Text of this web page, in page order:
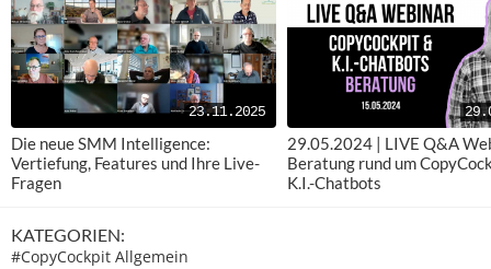
23.11.2025
Die neue SMM Intelligence:
Vertiefung, Features und Ihre Live-
Fragen
29.05.2024 | LIVE Q&A
Beratung rund um
K.I.-Chatbots
KATEGORIEN:
#CopyCockpit Allgemein